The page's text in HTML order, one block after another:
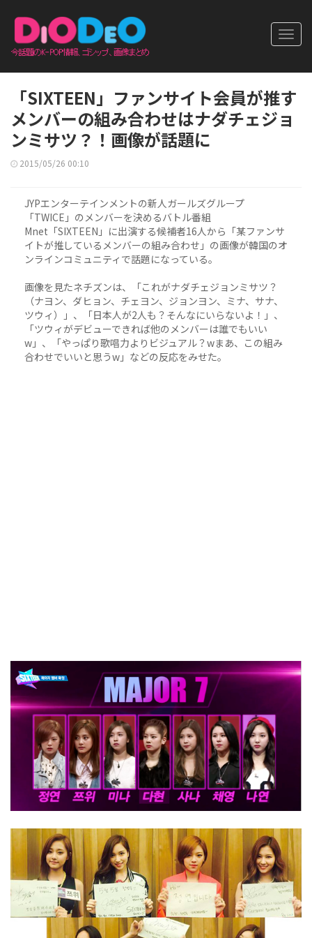
「SIXTEEN」ファンサイト会員が推す
メンバーの組み合わせはナダチェジョ
ンミサツ？！画像が話題に
2015/05/26 00:10
JYPエンターテインメントの新人ガールズグループ
「TWICE」のメンバーを決めるバトル番組
Mnet「SIXTEEN」に出演する候補者16人から「某ファンサ
イトが推しているメンバーの組み合わせ」の画像が韓国のオ
ンラインコミュニティで話題になっている。
画像を見たネチズンは、「これがナダチェジョンミサツ？
（ナヨン、ダヒョン、チェヨン、ジョンヨン、ミナ、サナ、
ツウィ）」、「日本人が2人も？そんなにいらないよ！」、
「ツウィがデビューできれば他のメンバーは誰でもいい
w」、「やっぱり歌唱力よりビジュアル？wまあ、この組み
合わせでいいと思うw」などの反応をみせた。